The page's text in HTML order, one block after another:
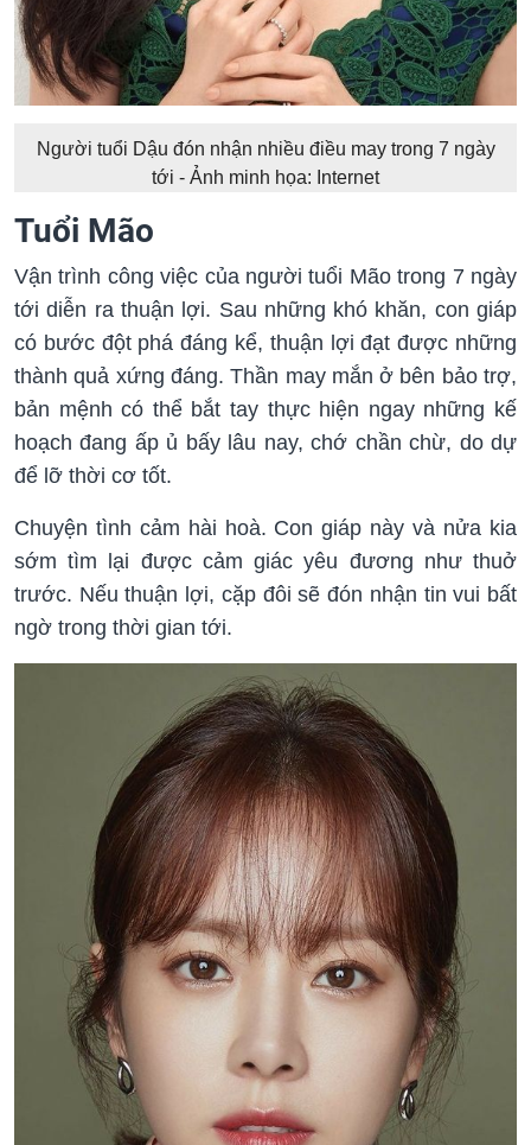
Người tuổi Dậu đón nhận nhiều điều may trong 7 ngày
tới - Ảnh minh họa: Internet
Tuổi Mão
Vận trình công việc của người tuổi Mão trong 7 ngày
tới diễn ra thuận lợi. Sau những khó khăn, con giáp
có bước đột phá đáng kể, thuận lợi đạt được những
thành quả xứng đáng. Thần may mắn ở bên bảo trợ,
bản mệnh có thể bắt tay thực hiện ngay những kế
hoạch đang ấp ủ bấy lâu nay, chớ chần chừ, do dự
để lỡ thời cơ tốt.
Chuyện tình cảm hài hoà. Con giáp này và nửa kia
sớm tìm lại được cảm giác yêu đương như thuở
trước. Nếu thuận lợi, cặp đôi sẽ đón nhận tin vui bất
ngờ trong thời gian tới.